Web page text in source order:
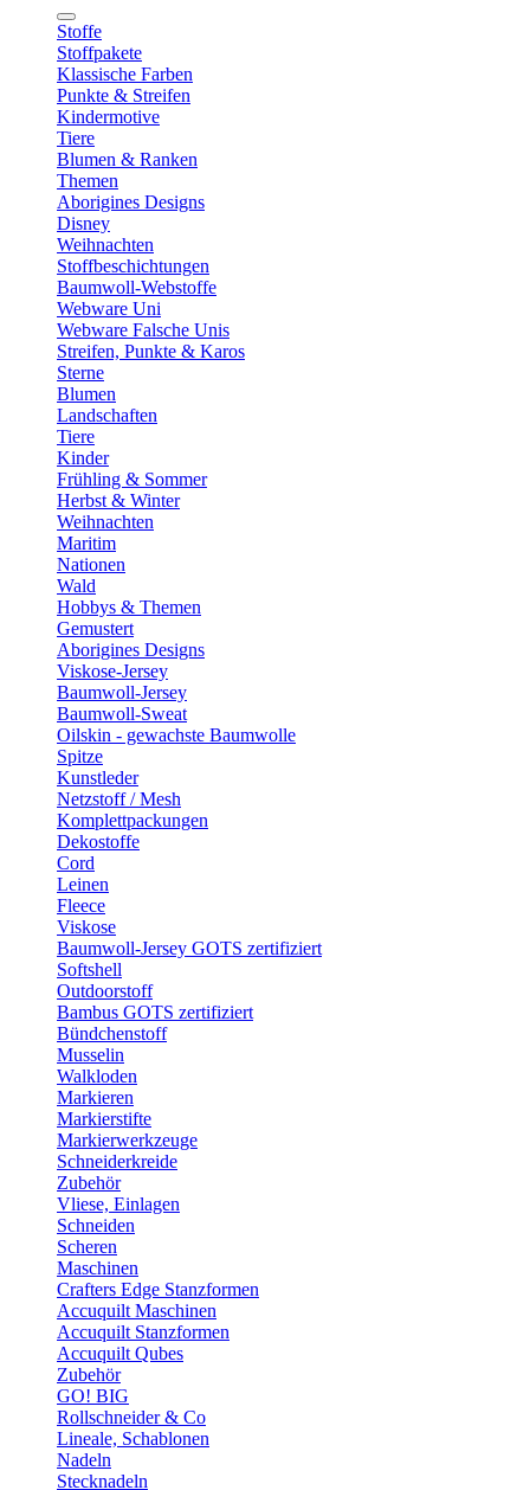
Stoffe
Stoffpakete
Klassische Farben
Punkte & Streifen
Kindermotive
Tiere
Blumen & Ranken
Themen
Aborigines Designs
Disney
Weihnachten
Stoffbeschichtungen
Baumwoll-Webstoffe
Webware Uni
Webware Falsche Unis
Streifen, Punkte & Karos
Sterne
Blumen
Landschaften
Tiere
Kinder
Frühling & Sommer
Herbst & Winter
Weihnachten
Maritim
Nationen
Wald
Hobbys & Themen
Gemustert
Aborigines Designs
Viskose-Jersey
Baumwoll-Jersey
Baumwoll-Sweat
Oilskin - gewachste Baumwolle
Spitze
Kunstleder
Netzstoff / Mesh
Komplettpackungen
Dekostoffe
Cord
Leinen
Fleece
Viskose
Baumwoll-Jersey GOTS zertifiziert
Softshell
Outdoorstoff
Bambus GOTS zertifiziert
Bündchenstoff
Musselin
Walkloden
Markieren
Markierstifte
Markierwerkzeuge
Schneiderkreide
Zubehör
Vliese, Einlagen
Schneiden
Scheren
Maschinen
Crafters Edge Stanzformen
Accuquilt Maschinen
Accuquilt Stanzformen
Accuquilt Qubes
Zubehör
GO! BIG
Rollschneider & Co
Lineale, Schablonen
Nadeln
Stecknadeln